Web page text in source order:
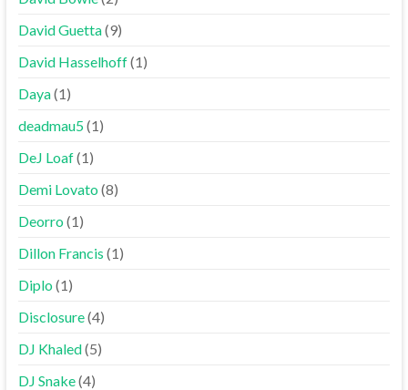
David Guetta(9)
David Hasselhoff(1)
Daya(1)
deadmau5(1)
DeJ Loaf(1)
Demi Lovato(8)
Deorro(1)
Dillon Francis (1)
Diplo(1)
Disclosure(4)
DJ Khaled(5)
DJ Snake(4)